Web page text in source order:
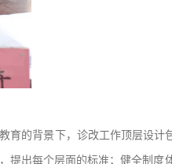
育的背景下，诊改工作顶层设计
提出每个层面的标准；健全制度